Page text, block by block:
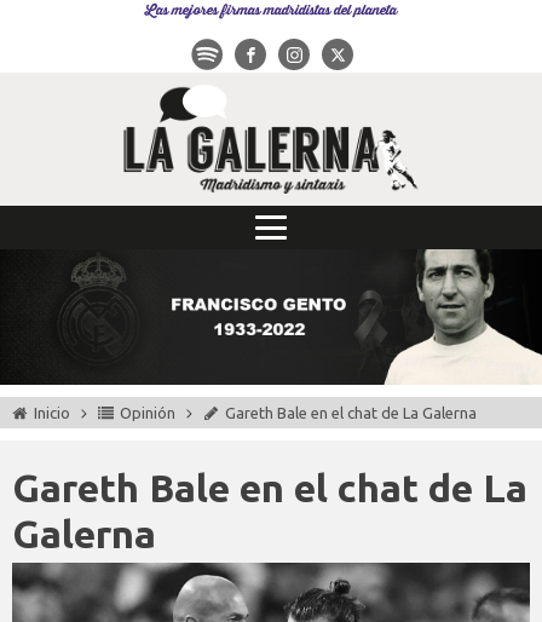
Las mejores firmas madridistas del planeta
Inicio Opinión Gareth Bale en el chat de La Galerna
Gareth Bale en el chat de La
Galerna